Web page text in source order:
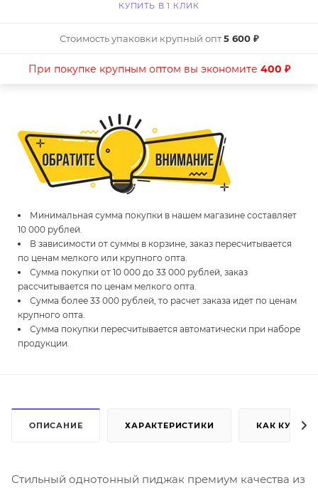
КУПИТЬ В 1 КЛИК
Стоимость упаковки крупный опт5 600 ₽
При покупке крупным оптом вы экономите 400 ₽
Минимальная сумма покупки в нашем магазине составляет
10 000 рублей.
В зависимости от суммы в корзине, заказ пересчитывается
по ценам мелкого или крупного опта.
Сумма покупки от 10 000 до 33 000 рублей, заказ
рассчитывается по ценам мелкого опта.
Сумма более 33 000 рублей, то расчет заказа идет по ценам
крупного опта.
Сумма покупки пересчитывается автоматически при наборе
продукции.
ОПИСАНИЕ ХАРАКТЕРИСТИКИ КАК КУПИТЬ
Стильный однотонный пиджак премиум качества из